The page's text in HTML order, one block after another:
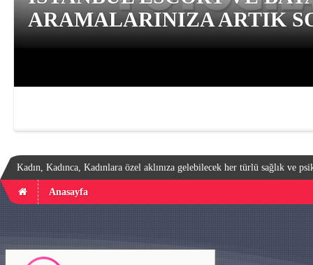
ARAMALARINIZA ARTIK
Kadın, Kadınca, Kadınlara özel aklınıza gelebilecek her türlü sağlık ve
Anasayfa